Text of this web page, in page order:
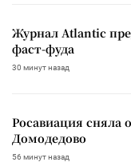
Журнал Atlantic
фаст-фуда
30 минут назад
Росавиация сняла
Домодедово
56 минут назад